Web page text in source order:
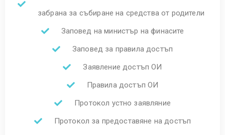
забрана за събиране на средства от родители
Заповед на министър на финасите
Заповед за правила достъп
Заявление достъп ОИ
Правила достъп ОИ
Протокол устно заявляние
Протокол за предоставяне на достъп